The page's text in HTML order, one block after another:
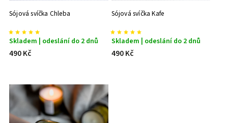
Sójová svíčka Chleba
Skladem | odeslání do 2 dnů
490 Kč
Sójová svíčka Kafe
Skladem | odeslání do 2 dnů
490 Kč